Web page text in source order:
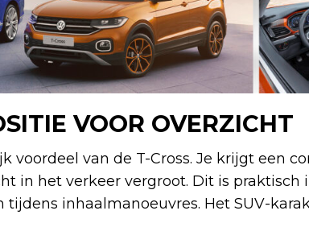
VOOR OVERZICHT
voordeel van de T-Cross. Je krijgt een
in het verkeer vergroot. Dit is praktisch
inhaalmanoeuvres. Het SUV-